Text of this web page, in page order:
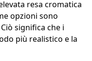
resa cromatica
opzioni sono
significa che i
più realistico e la